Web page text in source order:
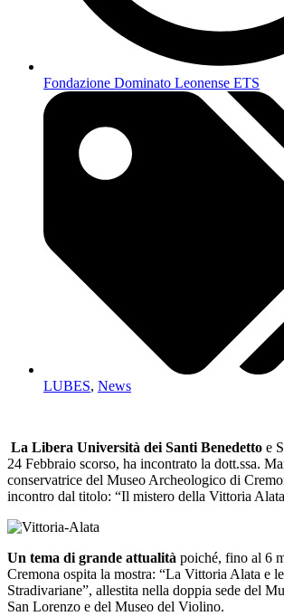
Fondazione Dominato Leonense ETS
LUBES, News
La Libera Università dei Santi Benedetto e
24 Febbraio scorso, ha incontrato la dott.ssa.
conservatrice del Museo Archeologico di
incontro dal titolo: “Il mistero della Vittoria
Un tema di grande attualità poiché, fino al 6
Cremona ospita la mostra: “La Vittoria Alata e
Stradivariane”, allestita nella doppia sede del
San Lorenzo e del Museo del Violino.